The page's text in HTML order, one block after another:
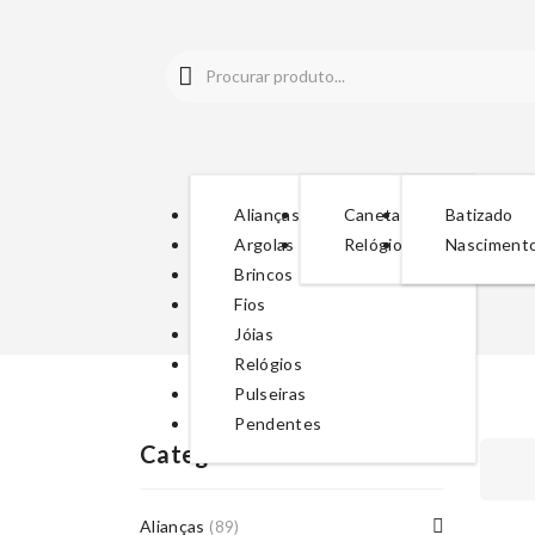
Alianças
Argolas
Brincos
Fios
Jóias
Relógios
Pulseiras
Pendentes
Canetas
Relógios
Batizado
Categorias De Produto
Alianças (89)